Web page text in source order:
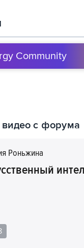
Community
с форума
Роньжина